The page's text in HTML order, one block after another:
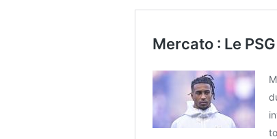
Mercato : Le